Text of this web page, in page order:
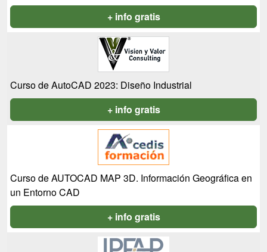
+ info gratis
Curso de AutoCAD 2023: Diseño Industrial
+ info gratis
Curso de AUTOCAD MAP 3D. Información Geográfica en
un Entorno CAD
+ info gratis